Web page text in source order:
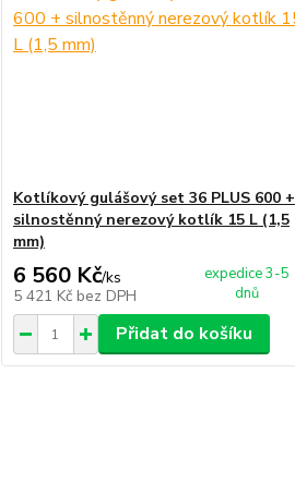
Kotlíkový gulášový set 36 PLUS 600 +
silnostěnný nerezový kotlík 15 L (1,5
mm)
6 560 Kč/ks
5 421 Kč bez DPH
expedice 3-5
dnů
Přidat do košíku